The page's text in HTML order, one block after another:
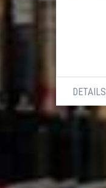
DETAILS